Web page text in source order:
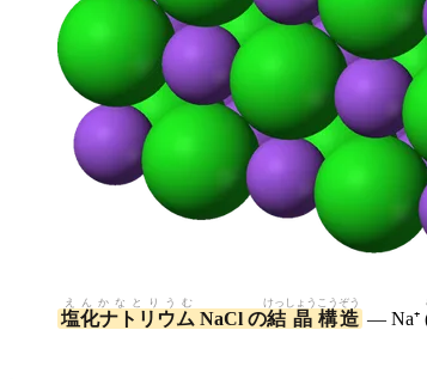
塩化ナトリウム
えんかなとりうむ
NaCl の結晶
けっしょう
構造
こうぞう
— Na⁺